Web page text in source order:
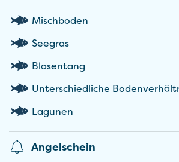
Mischboden
Seegras
Blasentang
Unterschiedliche
Lagunen
Angelschein